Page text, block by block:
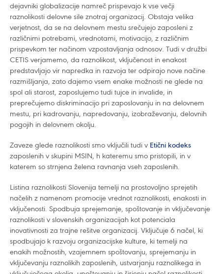
dejavniki globalizacije namreč prispevajo k vse večji
raznolikosti delovne sile znotraj organizacij. Obstaja velika
verjetnost, da se na delovnem mestu srečujejo zaposleni z
različnimi potrebami, vrednotami, motivacijo, z različnim
prispevkom ter načinom vzpostavljanja odnosov. Tudi v družbi
CETIS verjamemo, da raznolikost, vključenost in enakost
predstavljajo vir napredka in razvoja ter odpirajo nove načine
razmišljanja, zato dajemo vsem enake možnosti ne glede na
spol ali starost, zaposlujemo tudi tujce in invalide, in
preprečujemo diskriminacijo pri zaposlovanju in na delovnem
mestu, pri kadrovanju, napredovanju, izobraževanju, delovnih
pogojih in delovnem okolju.
Zaveze glede raznolikosti smo vključili tudi v Etični kodeks
zaposlenih v skupini MSIN, h kateremu smo pristopili, in v
katerem so strnjena želena ravnanja vseh zaposlenih.
Listina raznolikosti Slovenija temelji na prostovoljno sprejetih
načelih z namenom promocije vrednot raznolikosti, enakosti in
vključenosti. Spodbuja sprejemanje, spoštovanje in vključevanje
raznolikosti v slovenskih organizacijah kot potenciala
inovativnosti za trajne rešitve organizacij. Vključuje 6 načel, ki
spodbujajo k razvoju organizacijske kulture, ki temelji na
enakih možnostih, vzajemnem spoštovanju, sprejemanju in
vključevanju raznolikih zaposlenih, ustvarjanju raznolikega in